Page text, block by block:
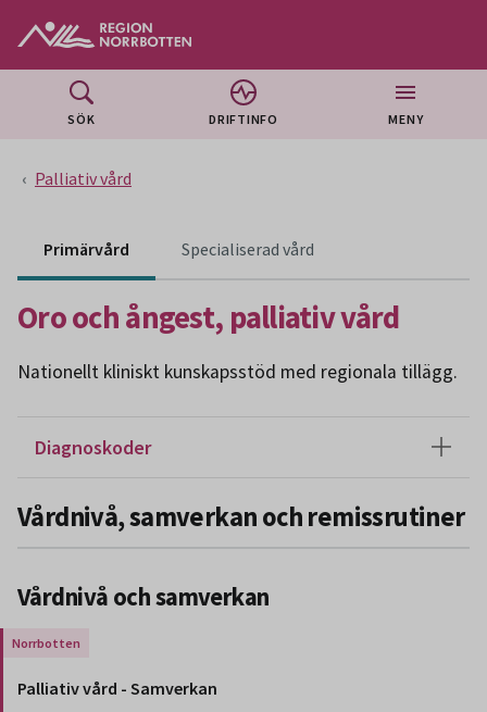
SÖK DRIFTINFO MENY
Palliativ vård
Primärvård Specialiserad vård
Oro och ångest, palliativ vård
Nationellt kliniskt kunskapsstöd med regionala tillägg.
Diagnoskoder
Vårdnivå, samverkan och remissrutiner
Vårdnivå och samverkan
Gäller endast för Region Norrbotten.
Palliativ vård - Samverkan